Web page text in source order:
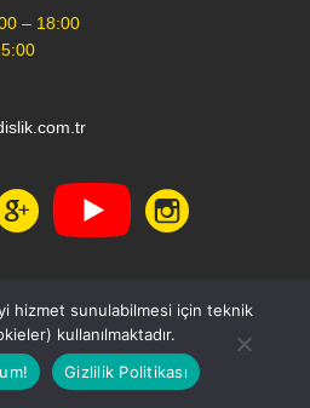
– 18:00
Hakları Saklıdır.
-Web Tasarım
hizmet sunulabilmesi için teknik
kullanılmaktadır.
Gizlilik Politikası